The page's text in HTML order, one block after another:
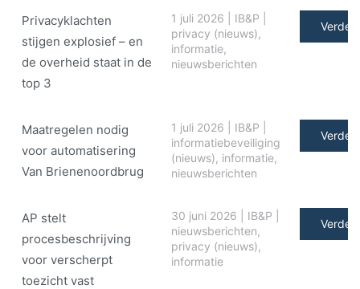
Privacyklachten
stijgen explosief – en
de overheid staat in de
top 3
1 juli 2026 IB&P
privacy (nieuws),
informatie,
nieuwsberichten
Verder
Maatregelen nodig
voor automatisering
Van Brienenoordbrug
1 juli 2026 IB&P
informatiebeveiliging
(nieuws), informatie,
nieuwsberichten
Verder
AP stelt
procesbeschrijving
voor verscherpt
toezicht vast
30 juni 2026 IB&P
nieuwsberichten,
privacy (nieuws),
informatie
Verder